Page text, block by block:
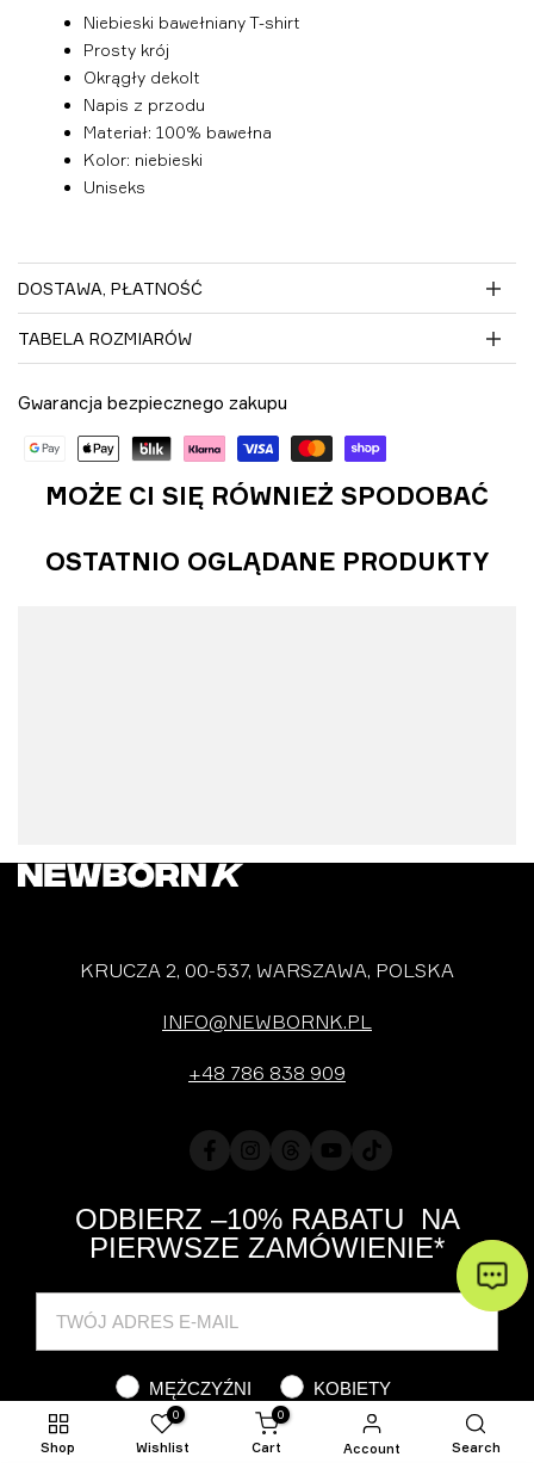
Niebieski bawełniany T-shirt
Prosty krój
Okrągły dekolt
Napis z przodu
Materiał: 100% bawełna
Kolor: niebieski
Uniseks
DOSTAWA, PŁATNOŚĆ
TABELA ROZMIARÓW
Gwarancja bezpiecznego zakupu
MOŻE CI SIĘ RÓWNIEŻ SPODOBAĆ
OSTATNIO OGLĄDANE PRODUKTY
KRUCZA 2, 00-537, WARSZAWA, POLSKA
INFO@NEWBORNK.PL
+48 786 838 909
FacebookInstagramTranslation
missing:
YouTubeTikTok
ODBIERZ –10% RABATU NA
PIERWSZE ZAMÓWIENIE*
Cat MĘŻCZYŹNI KOBIETY
Shop
0
Wishlist
0
Cart Account Search